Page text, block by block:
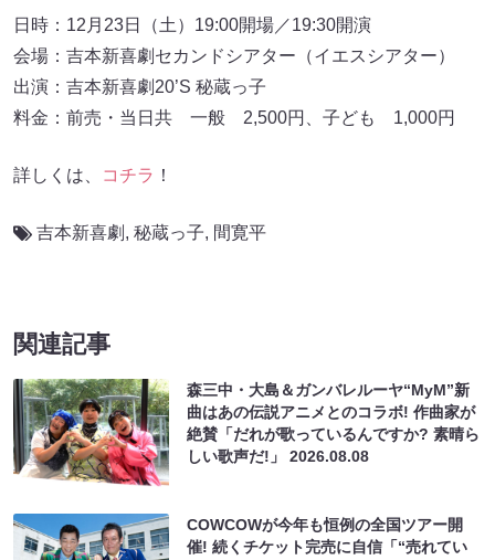
日時：12月23日（土）19:00開場／19:30開演
会場：吉本新喜劇セカンドシアター（イエスシアター）
出演：吉本新喜劇20’S 秘蔵っ子
料金：前売・当日共 一般 2,500円、子ども 1,000円
詳しくは、 コチラ ！
吉本新喜劇 , 秘蔵っ子, 間寛平
関連記事
森三中・大島＆ガンバレルーヤ“MyM”新
曲はあの伝説アニメとのコラボ! 作曲家が
絶賛「だれが歌っているんですか? 素晴ら
しい歌声だ!」2026.08.08
COWCOWが今年も恒例の全国ツアー開
催! 続くチケット完売に自信「“売れてい